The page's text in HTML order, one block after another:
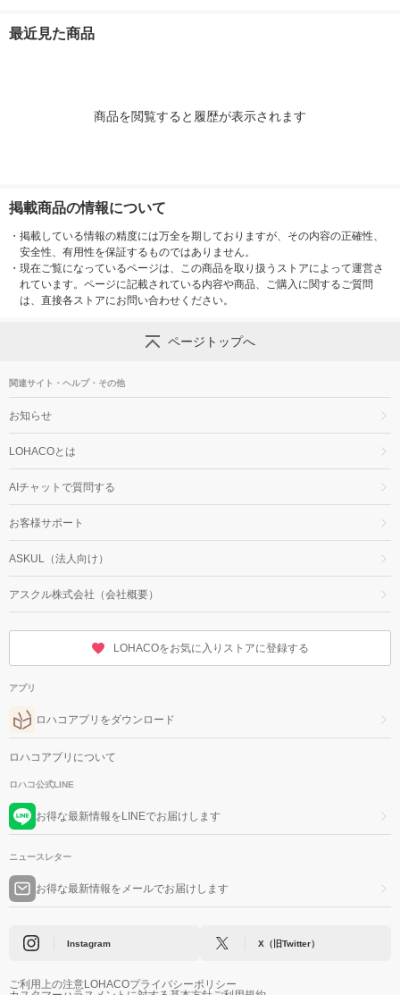
G
最近見た商品
商品を閲覧すると履歴が表示されます
掲載商品の情報について
・ 掲載している情報の精度には万全を期しておりますが、その内容の正確性、
安全性、有用性を保証するものではありません。
・ 現在ご覧になっているページは、この商品を取り扱うストアによって運営さ
れています。ページに記載されている内容や商品、ご購入に関するご質問
は、直接各ストアにお問い合わせください。
ページトップへ
関連サイト・ヘルプ・その他
お知らせ
LOHACOとは
AIチャットで質問する
お客様サポート
ASKUL（法人向け）
アスクル株式会社（会社概要）
LOHACOをお気に入りストアに登録する
アプリ
ロハコアプリをダウンロード
ロハコアプリについて
ロハコ公式LINE
お得な最新情報をLINEでお届けします
ニュースレター
お得な最新情報をメールでお届けします
Instagram X（旧Twitter）
ご利用上の注意LOHACOプライバシーポリシー